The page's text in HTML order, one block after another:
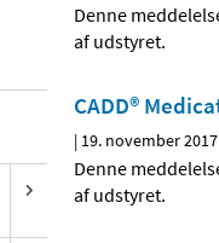
Denne
af udstyret.
CADD®
| 19. november 2017
Denne
af udstyret.